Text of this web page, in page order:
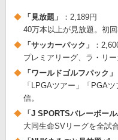
「見放題」
：2,189円
40万本以上が見放題。初回
「サッカーパック」
：
プレミアリーグ、ラ・リ
「ワールドゴルフパック」
「LPGAツアー」「PGA
信。
「J SPORTSバレーボール
大同生命SVリーグを全試